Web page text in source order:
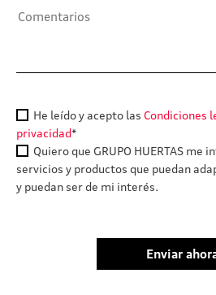
He leído y acepto las Condiciones
privacidad*
Quiero que GRUPO HUERTAS me
servicios y productos que puedan
y puedan ser de mi interés.